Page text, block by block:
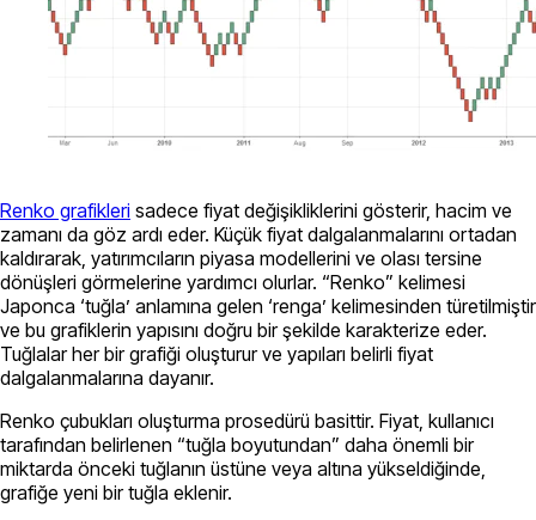
Renko grafikleri sadece fiyat değişikliklerini gösterir, hacim ve
zamanı da göz ardı eder. Küçük fiyat dalgalanmalarını ortadan
kaldırarak, yatırımcıların piyasa modellerini ve olası tersine
dönüşleri görmelerine yardımcı olurlar. “Renko” kelimesi
Japonca ‘tuğla’ anlamına gelen ‘renga’ kelimesinden türetilmiştir
ve bu grafiklerin yapısını doğru bir şekilde karakterize eder.
Tuğlalar her bir grafiği oluşturur ve yapıları belirli fiyat
dalgalanmalarına dayanır.
Renko çubukları oluşturma prosedürü basittir. Fiyat, kullanıcı
tarafından belirlenen “tuğla boyutundan” daha önemli bir
miktarda önceki tuğlanın üstüne veya altına yükseldiğinde,
grafiğe yeni bir tuğla eklenir.